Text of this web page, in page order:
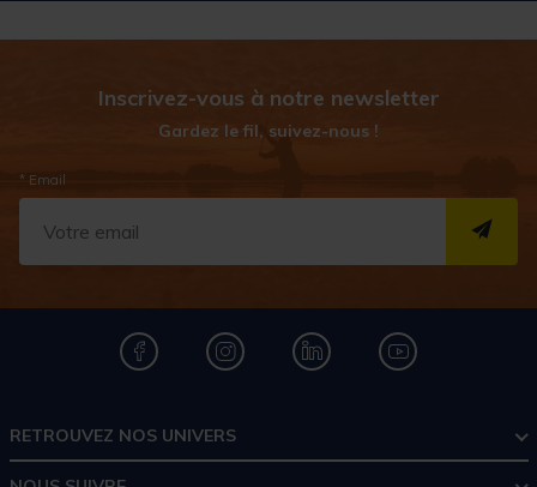
Inscrivez-vous à notre newsletter
Gardez le fil, suivez-nous !
* Email
RETROUVEZ NOS UNIVERS